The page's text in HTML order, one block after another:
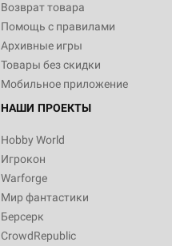
Возврат товара
Помощь с правилами
Архивные игры
Товары без скидки
Мобильное приложение
НАШИ ПРОЕКТЫ
Hobby World
Игрокон
Warforge
Мир фантастики
Берсерк
CrowdRepublic